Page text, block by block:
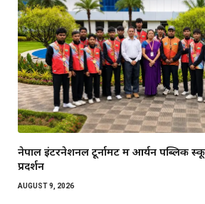
नेपाल इंटरनेशनल टूर्नामेंट में आर्यन पब्लिक
प्रदर्शन
AUGUST 9, 2026